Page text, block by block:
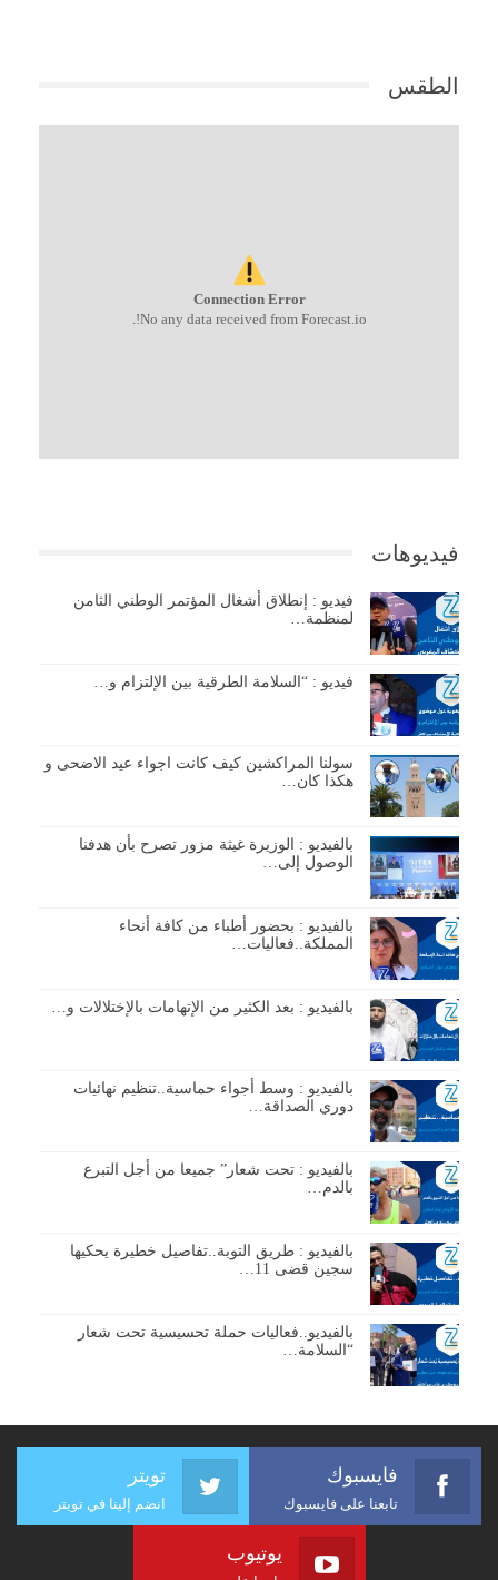
الطقس
Connection Error
No any data received from Forecast.io!.
فيديوهات
فيديو : إنطلاق أشغال المؤتمر الوطني الثامن
لمنظمة…
فيديو : “السلامة الطرقية بين الإلتزام و…
سولنا المراكشين كيف كانت اجواء عيد الاضحى و
هكذا كان…
بالفيديو : الوزيرة غيثة مزور تصرح بأن هدفنا
الوصول إلى…
بالفيديو : بحضور أطباء من كافة أنحاء
المملكة..فعاليات…
بالفيديو : بعد الكثير من الإتهامات بالإختلالات و…
بالفيديو : وسط أجواء حماسية..تنظيم نهائيات
دوري الصداقة…
بالفيديو : تحت شعار” جميعا من أجل التبرع
بالدم…
بالفيديو : طريق التوبة..تفاصيل خطيرة يحكيها
سجين قضى 11…
بالفيديو..فعاليات حملة تحسيسية تحت شعار
“السلامة…
فايسبوك
تابعنا على فايسبوك
تويتر
انضم إلينا في تويتر
يوتيوب